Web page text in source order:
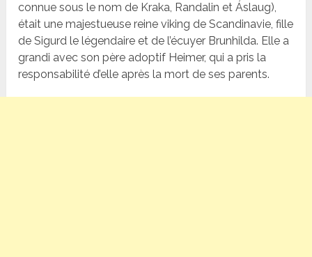
connue sous le nom de Kraka, Randalin et Áslaug),
était une majestueuse reine viking de Scandinavie, fille
de Sigurd le légendaire et de l’écuyer Brunhilda. Elle a
grandi avec son père adoptif Heimer, qui a pris la
responsabilité d’elle après la mort de ses parents.